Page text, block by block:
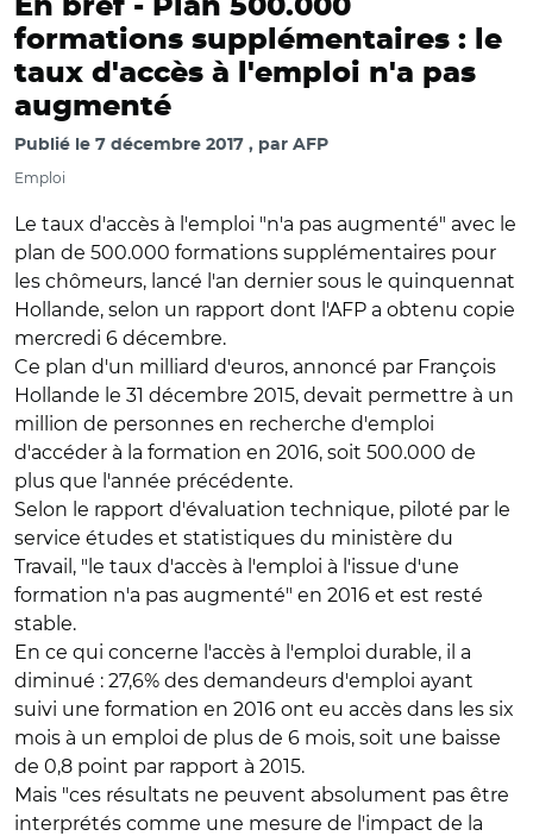
En bref - Plan 500.000
formations supplémentaires : le
taux d'accès à l'emploi n'a pas
augmenté
Publié le 7 décembre 2017 par AFP
Emploi
Le taux d'accès à l'emploi "n'a pas augmenté" avec le
plan de 500.000 formations supplémentaires pour
les chômeurs, lancé l'an dernier sous le quinquennat
Hollande, selon un rapport dont l'AFP a obtenu copie
mercredi 6 décembre.
Ce plan d'un milliard d'euros, annoncé par François
Hollande le 31 décembre 2015, devait permettre à un
million de personnes en recherche d'emploi
d'accéder à la formation en 2016, soit 500.000 de
plus que l'année précédente.
Selon le rapport d'évaluation technique, piloté par le
service études et statistiques du ministère du
Travail, "le taux d'accès à l'emploi à l'issue d'une
formation n'a pas augmenté" en 2016 et est resté
stable.
En ce qui concerne l'accès à l'emploi durable, il a
diminué : 27,6% des demandeurs d'emploi ayant
suivi une formation en 2016 ont eu accès dans les six
mois à un emploi de plus de 6 mois, soit une baisse
de 0,8 point par rapport à 2015.
Mais "ces résultats ne peuvent absolument pas être
interprétés comme une mesure de l'impact de la